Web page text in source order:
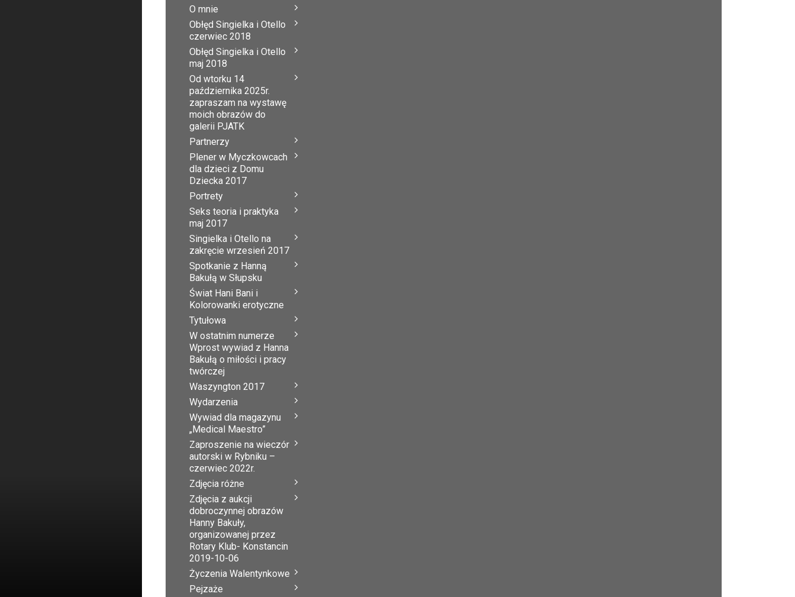
O mnie
Obłęd Singielka i Otello
czerwiec 2018
Obłęd Singielka i Otello
maj 2018
Od wtorku 14
października 2025r.
zapraszam na wystawę
moich obrazów do
galerii PJATK
Partnerzy
Plener w Myczkowcach
dla dzieci z Domu
Dziecka 2017
Portrety
Seks teoria i praktyka
maj 2017
Singielka i Otello na
zakręcie wrzesień 2017
Spotkanie z Hanną
Bakułą w Słupsku
Świat Hani Bani i
Kolorowanki erotyczne
Tytułowa
W ostatnim numerze
Wprost wywiad z Hanna
Bakułą o miłości i pracy
twórczej
Waszyngton 2017
Wydarzenia
Wywiad dla magazynu
„Medical Maestro”
Zaproszenie na wieczór
autorski w Rybniku –
czerwiec 2022r.
Zdjęcia różne
Zdjęcia z aukcji
dobroczynnej obrazów
Hanny Bakuły,
organizowanej przez
Rotary Klub- Konstancin
2019-10-06
Życzenia Walentynkowe
Pejzaże